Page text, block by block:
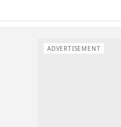
ADVERTISEMENT